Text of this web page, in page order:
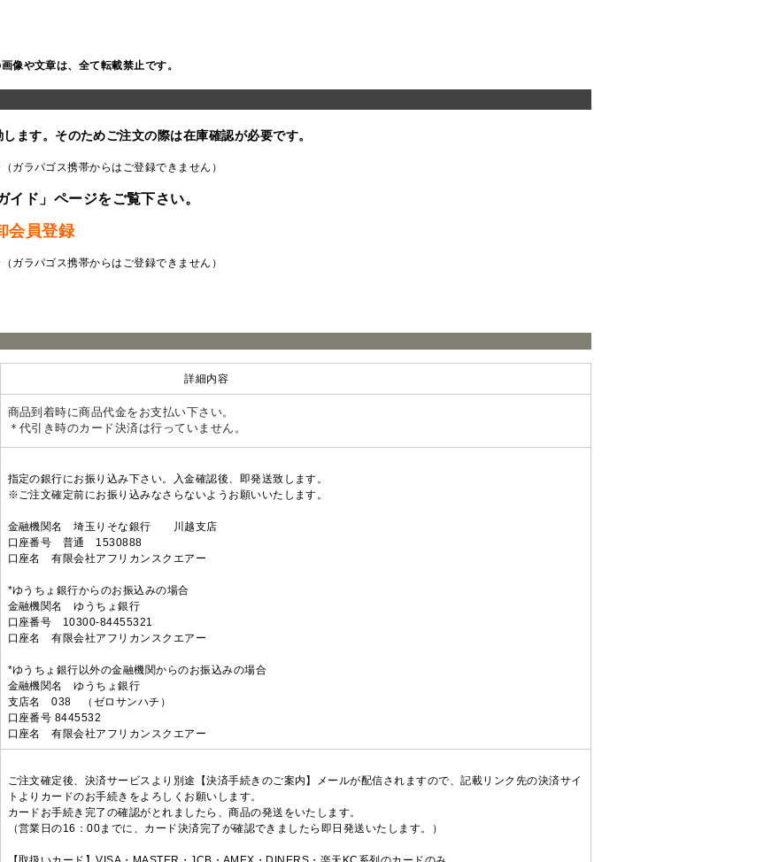
像や文章は、全て転載禁止です。
ます。そのためご注文の際は在庫確認が必要です。
ガラパゴス携帯からはご登録できません）
ド」ページをご覧下さい。
会員登録
ガラパゴス携帯からはご登録できません）
詳細内容
商品到着時に商品代金をお支払い下さい。
＊代引き時のカード決済は行っていません。
指定の銀行にお振り込み下さい。入金確認後、即発送致します。
※ご注文確定前にお振り込みなさらないようお願いいたします。
金融機関名 埼玉りそな銀行 川越支店
口座番号 普通 1530888
口座名 有限会社アフリカンスクエアー
*ゆうちょ銀行からのお振込みの場合
金融機関名 ゆうちょ銀行
口座番号 10300-84455321
口座名 有限会社アフリカンスクエアー
*ゆうちょ銀行以外の金融機関からのお振込みの場合
金融機関名 ゆうちょ銀行
支店名 038 （ゼロサンハチ）
口座番号 8445532
口座名 有限会社アフリカンスクエアー
ご注文確定後、決済サービスより別途【決済手続きのご案内】メールが配信されますので、記載リンク先の決済サイ
トよりカードのお手続きをよろしくお願いします。
カードお手続き完了の確認がとれましたら、商品の発送をいたします。
（営業日の16：00までに、カード決済完了が確認できましたら即日発送いたします。）